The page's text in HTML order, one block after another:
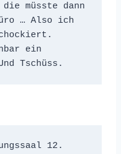
müsste dann
… Also ich
ein
Tschüss.
12.